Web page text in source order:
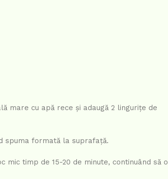
mare cu apă rece și adaugă 2 lingurițe de
spuma formată la suprafață.
timp de 15-20 de minute, continuând să o